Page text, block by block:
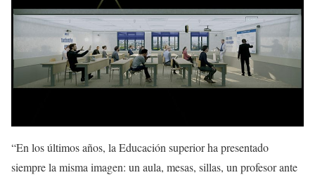
“En los últimos años, la Educación superior ha presentado
siempre la misma imagen: un aula, mesas, sillas, un profesor ante